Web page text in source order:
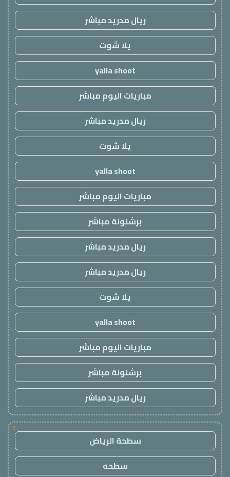
ريال مدريد مباشر
يلا شوت
yalla shoot
مباريات اليوم مباشر
ريال مدريد مباشر
يلا شوت
yalla shoot
مباريات اليوم مباشر
برشلونة مباشر
ريال مدريد مباشر
ريال مدريد مباشر
يلا شوت
yalla shoot
مباريات اليوم مباشر
برشلونة مباشر
ريال مدريد مباشر
!
سطحة الرياض
سطحه